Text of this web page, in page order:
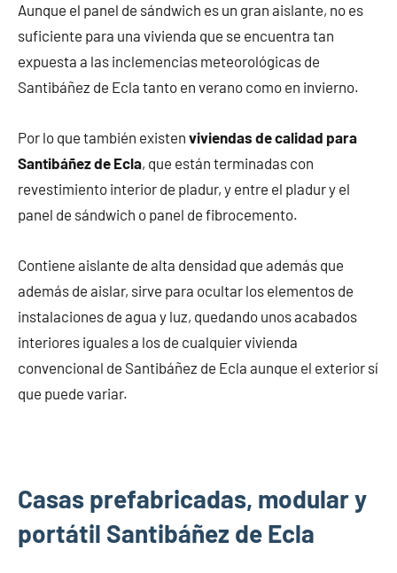
Aunque el panel de sándwich es un gran aislante, no es
suficiente para una vivienda que se encuentra tan
expuesta a las inclemencias meteorológicas de
Santibáñez de Ecla tanto en verano como en invierno.
Por lo que también existen viviendas de calidad para
Santibáñez de Ecla, que están terminadas con
revestimiento interior de pladur, y entre el pladur y el
panel de sándwich o panel de fibrocemento.
Contiene aislante de alta densidad que además que
además de aislar, sirve para ocultar los elementos de
instalaciones de agua y luz, quedando unos acabados
interiores iguales a los de cualquier vivienda
convencional de Santibáñez de Ecla aunque el exterior sí
que puede variar.
Casas prefabricadas, modular y
portátil Santibáñez de Ecla